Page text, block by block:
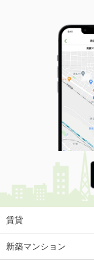
賃貸
新築マンション